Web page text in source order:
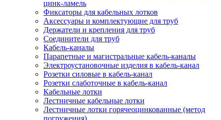
цинк-ламель
Фиксаторы для кабельных лотков
Аксессуары и комплектующие для труб
Держатели и крепления для труб
Соединители для труб
Кабель-каналы
Парапетные и магистральные кабель-каналы
Электроустановочные изделия в кабель-канал
Розетки силовые в кабель-канал
Розетки слаботочные в кабель-канал
Кабельные лотки
Лестничные кабельные лотки
Лестничные лотки горячеоцинкованные (метод
погружения)